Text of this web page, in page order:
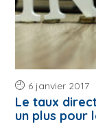
6 janvier 2017
Le taux
un plus pour